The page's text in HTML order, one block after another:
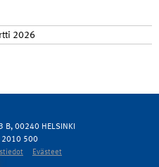
2026
B, 00240 HELSINKI
500
Evästeet